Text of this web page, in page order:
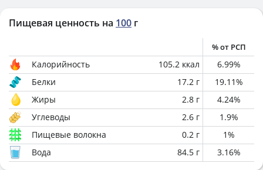
Пищевая ценность на 100 г
% от РСП
Калорийность 105.2 ккал 6.99%
Белки
17.2 г 19.11%
Жиры
2.8 г 4.24%
Углеводы
2.6 г 1.9%
Пищевые волокна
0.2 г 1%
Вода
84.5 г 3.16%